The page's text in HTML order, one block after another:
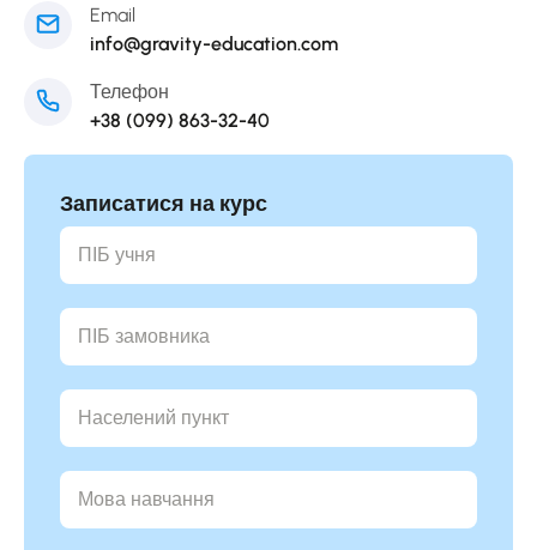
Email
info@gravity-education.com
Телефон
+38 (099) 863-32-40
Записатися на курс